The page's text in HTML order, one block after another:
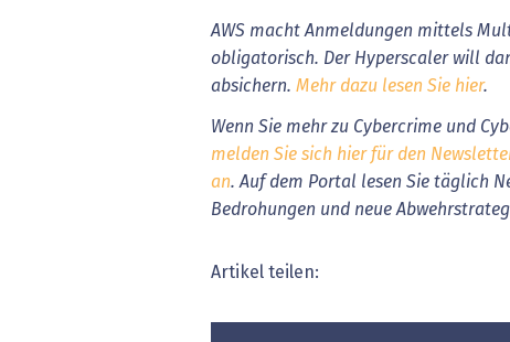
AWS macht Anmeldungen mittels
obligatorisch. Der Hyperscaler will
absichern. Mehr dazu lesen Sie hier.
Wenn Sie mehr zu Cybercrime und
melden Sie sich hier für den
an. Auf dem Portal lesen Sie täglich
Bedrohungen und neue
Artikel teilen: